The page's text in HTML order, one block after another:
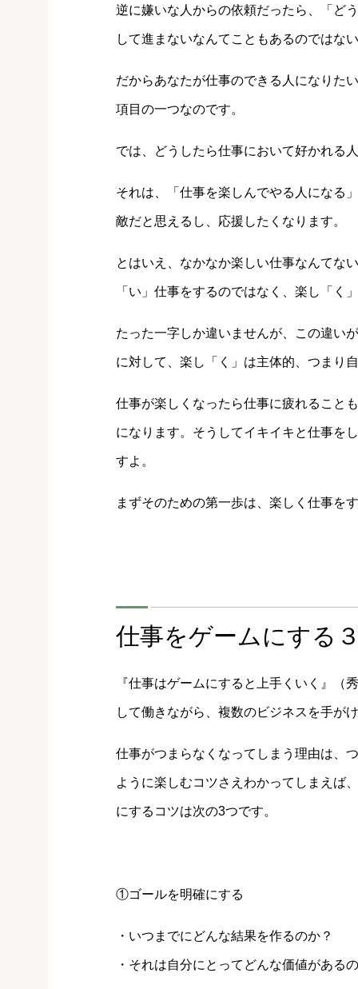
逆に嫌いな人からの依頼だったら、「ど
して進まないなんてこともあるのではな
だからあなたが仕事のできる人になりた
項目の一つなのです。
では、どうしたら仕事において好かれる
それは、「仕事を楽しんでやる人になる
敵だと思えるし、応援したくなります。
とはいえ、なかなか楽しい仕事なんてな
「い」仕事をするのではなく、楽し「く
たった一字しか違いませんが、この違い
に対して、楽し「く」は主体的、つまり
仕事が楽しくなったら仕事に疲れること
になります。そうしてイキイキと仕事を
すよ。
まずそのための第一歩は、楽しく仕事を
仕事をゲームにする
『仕事はゲームにすると上手くいく』（
して働きながら、複数のビジネスを手が
仕事がつまらなくなってしまう理由は、
ように楽しむコツさえわかってしまえば
にするコツは次の3つです。
①ゴールを明確にする
・いつまでにどんな結果を作るのか？
・それは自分にとってどんな価値がある